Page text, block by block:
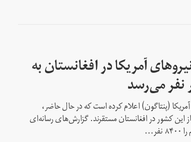
آمریکا در افغانستان به
(پنتاگون) اعلام کرده است که در حال حاضر،
این کشور در افغانستان مستقرند. گزارش‌های رسانه‌ای